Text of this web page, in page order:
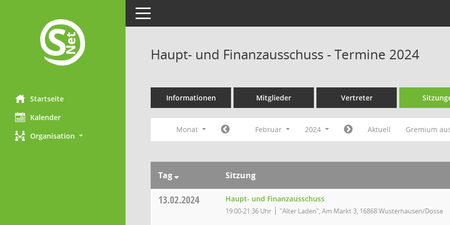
Startseite
Kalender
Organisation
Toggle navigation
Haupt- und Finanzausschuss - Termine 2024
Informationen Mitglieder Vertreter
Monat Februar 2024 Aktuell Gremium
Tag Sitzung
13.02.2024 Haupt- und Finanzausschuss
19:00-21:36 Uhr "Alter Laden", Am Markt 3, 16868 Wusterhausen/Dosse